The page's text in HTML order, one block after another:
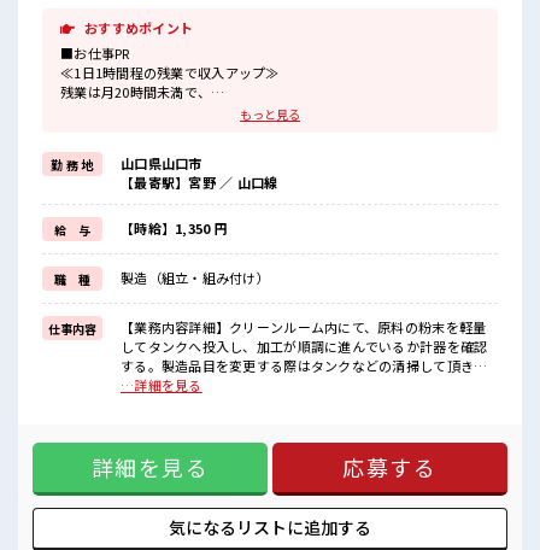
おすすめポイント
■お仕事PR
≪1日1時間程の残業で収入アップ≫
残業は月20時間未満で、
明るすぎたり奇抜でなければ基本的に自由！
(規定有)≪機能的な制服アリ≫
制服があるので、
毎日の服装の悩み解消♪
≪初めての仕事だけど自分にもできそう≫
新しいことにチャレンジするのは不安だけど、
しっかり働く環境が整っています！
イチからスキルUP・ステップUP目指していきましょう！
≪自分に合った期間で働ける≫
福利厚生が整った派遣のお仕事です！
■職場の雰囲気
キバツ過ぎなければ髪色・髪型は自由！
持ち物が多いあなたにもぴったり☆
ロッカー付き職場♪
もっと見る
勤 務 地
山口県山口市
【最寄駅】宮野 ／ 山口線
給 与 【時給】1,350 円
職 種 製造（組立・組み付け）
仕事内容
【業務内容詳細】クリーンルーム内にて、原料の粉末を軽量
してタンクへ投入し、加工が順調に進んでいるか計器を確認
する。製造品目を変更する際はタンクなどの清掃して頂きま
す。原料の袋は1つ20kg程度です。立作業になります。【取扱
で収入アップ≫ 残業は月20時間未満で、 ほどよく稼げます♪
≪髪色自由で自分らしく働く≫ 明るすぎたり奇抜でなければ
基本的に自由！ (規定有)≪機能的な制服アリ≫ 制服があるの
で、 毎日の服装の悩み解消♪ ≪初めての仕事だけど自分にも
できそう≫ 新しいことにチャレンジするのは不安だけど、 し
っかり働く環境が整っています！ イチからスキルUP・ステッ
…詳細を見る
詳細を見る 応募する
気になるリストに追加する